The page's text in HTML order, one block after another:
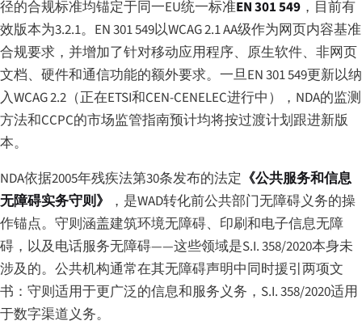
径的合规标准均锚定于同一EU统一标准EN 301 549 ，目前有
效版本为3.2.1。EN 301 549以WCAG 2.1 AA级作为网页内容基准
合规要求，并增加了针对移动应用程序、原生软件、非网页
文档、硬件和通信功能的额外要求。一旦EN 301 549更新以纳
入WCAG 2.2（正在ETSI和CEN-CENELEC进行中），NDA的监测
方法和CCPC的市场监管指南预计均将按过渡计划跟进新版
本。
NDA依据2005年残疾法第30条发布的法定 《公共服务和信息
无障碍实务守则》
，是WAD转化前公共部门无障碍义务的操
作锚点。守则涵盖建筑环境无障碍、印刷和电子信息无障
碍，以及电话服务无障碍——这些领域是S.I. 358/2020本身未
涉及的。公共机构通常在其无障碍声明中同时援引两项文
书：守则适用于更广泛的信息和服务义务，S.I. 358/2020适用
于数字渠道义务。